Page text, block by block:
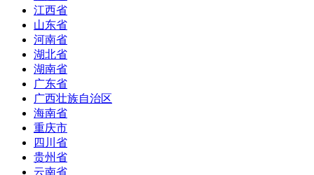
江西省
山东省
河南省
湖北省
湖南省
广东省
广西壮族自治区
海南省
重庆市
四川省
贵州省
云南省